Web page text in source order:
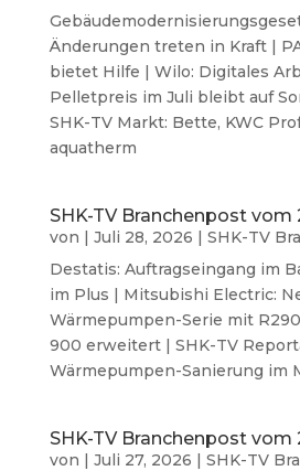
Änderungen treten in Kraft |
bietet Hilfe | Wilo: Digitales
Pelletpreis im Juli bleibt auf
SHK-TV Markt: Bette, KWC
aquatherm
SHK-TV Branchenpost vom
von | Juli 28, 2026 | SHK-TV
Destatis: Auftragseingang im
im Plus | Mitsubishi Electric:
Wärmepumpen-Serie mit
900 erweitert | SHK-TV
Wärmepumpen-Sanierung im
SHK-TV Branchenpost vom
von | Juli 27, 2026 | SHK-TV